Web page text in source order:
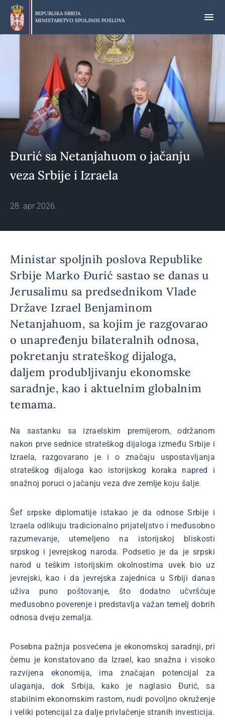
Preskoči
glavni
deo
REPUBLIKA SRBIJA
MINISTARSTVO SPOLJNIH POSLOVA
Đurić sa Netanjahuom o jačanju
veza Srbije i Izraela
28. apr 2026.
Ministar spoljnih poslova Republike
Srbije Marko Đurić sastao se danas u
Jerusalimu sa predsednikom Vlade
Države Izrael Benjaminom
Netanjahuom, sa kojim je razgovarao
o unapređenju bilateralnih odnosa,
pokretanju strateškog dijaloga,
daljem produbljivanju ekonomske
saradnje, kao i aktuelnim globalnim
temama.
Na sastanku sa izraelskim premijerom, održanom
nakon prve sednice strateškog dijaloga između Srbije i
Izraela, razgovarano je i o značaju uspostavljanja
strateškog dijaloga kao istorijskog koraka napred i
snažnoj poruci o jačanju veza dve zemlje koju šalje.
Šef srpske diplomatije istakao je da odnose Srbije i
Izraela odlikuju tradicionalno prijateljstvo i međusobno
razumevanje, utemeljeno na istorijskoj bliskosti
srpskog i jevrejskog naroda. Podsetio je da je srpski
narod u teškim istorijskim okolnostima uvek bio uz
jevrejski, kao i da jevrejska zajednica u Srbiji danas
uživa puno poštovanje, što dodatno učvršćuje
međusobno poverenje i predstavlja važan temelj dobrih
odnosa dveju zemalja.
Posebna pažnja posvećena je ekonomskoj saradnji, pri
čemu je konstatovano da Izrael, kao snažna i visoko
razvijena ekonomija, ima značajan potencijal za
ulaganja, dok Srbija, kako je naglasio Đurić, sa
stabilnim ekonomskim rastom, nudi povoljno okruženje
i veliki potencijal za dalje privlačenje stranih investicija.